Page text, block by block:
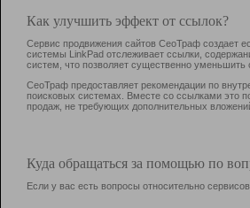
Как улучшить эффект от ссылок?
Сервис продвижения сайтов СеоТраф создает
системы LinkPad отслеживает ссылки,
систем, что позволяет существенно уменьшить
СеоТраф предоставляет рекомендации по
поисковых системах. Вместе со ссылками это
продаж, не требующих дополнительных
Куда обращаться за помощью по
Если у вас есть вопросы относительно